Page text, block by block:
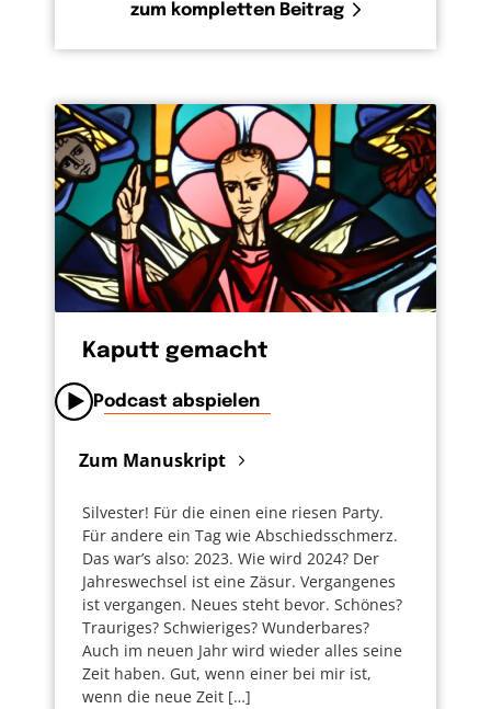
zum kompletten Beitrag
Kaputt gemacht
Podcast abspielen
Zum Manuskript
Silvester! Für die einen eine riesen Party.
Für andere ein Tag wie Abschiedsschmerz.
Das war’s also: 2023. Wie wird 2024? Der
Jahreswechsel ist eine Zäsur. Vergangenes
ist vergangen. Neues steht bevor. Schönes?
Trauriges? Schwieriges? Wunderbares?
Auch im neuen Jahr wird wieder alles seine
Zeit haben. Gut, wenn einer bei mir ist,
wenn die neue Zeit […]